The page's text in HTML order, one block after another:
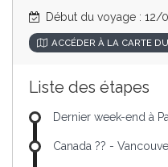
Début du voyage : 12/
ACCÉDER À LA CARTE
Liste des étapes
Dernier week-end à
Canada ?? -